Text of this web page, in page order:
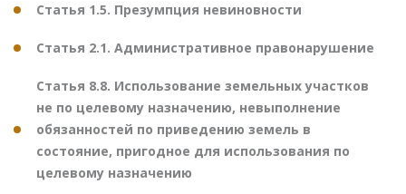
Статья 1.5. Презумпция невиновности
Статья 2.1. Административное правонарушение
Статья 8.8. Использование земельных участков
не по целевому назначению, невыполнение
обязанностей по приведению земель в
состояние, пригодное для использования по
целевому назначению